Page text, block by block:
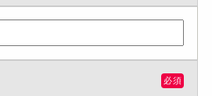
必須